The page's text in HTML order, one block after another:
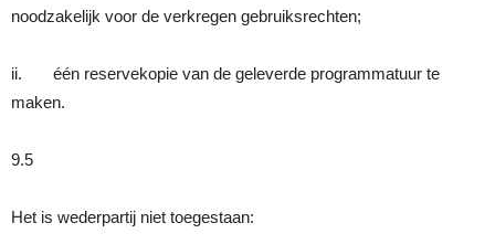
noodzakelijk voor de verkregen gebruiksrechten;
ii. één reservekopie van de geleverde programmatuur te
maken.
9.5
Het is wederpartij niet toegestaan: